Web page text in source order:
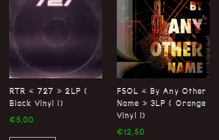
FSOL « By Any Other
Name » 3LP ( Orange
Vinyl !)
€12,50
RTR « 727 » 2LP (
Black Vinyl !)
€5,00